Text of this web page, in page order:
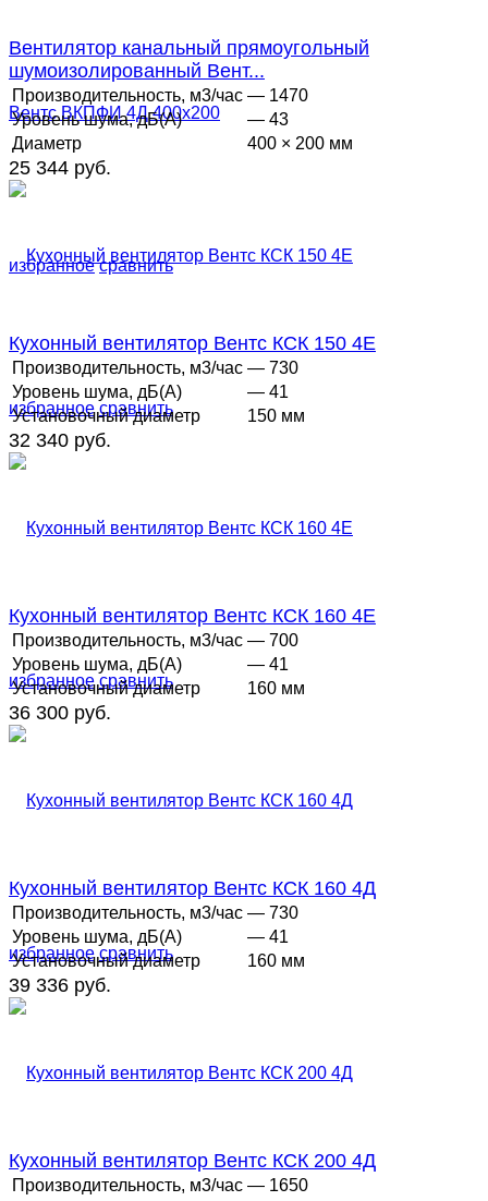
избранное сравнить
Вентилятор канальный прямоугольный
шумоизолированный Вент...
Производительность, м3/час — 1470
Уровень шума, дБ(А)
— 43
Диаметр
400 × 200 мм
25 344 руб.
избранное сравнить
Кухонный вентилятор Вентс КСК 150 4Е
Производительность, м3/час — 730
Уровень шума, дБ(А)
— 41
Установочный диаметр
150 мм
32 340 руб.
избранное сравнить
Кухонный вентилятор Вентс КСК 160 4E
Производительность, м3/час — 700
Уровень шума, дБ(А)
— 41
Установочный диаметр
160 мм
36 300 руб.
избранное сравнить
Кухонный вентилятор Вентс КСК 160 4Д
Производительность, м3/час — 730
Уровень шума, дБ(А)
— 41
Установочный диаметр
160 мм
39 336 руб.
Кухонный вентилятор Вентс КСК 200 4Д
Производительность, м3/час — 1650